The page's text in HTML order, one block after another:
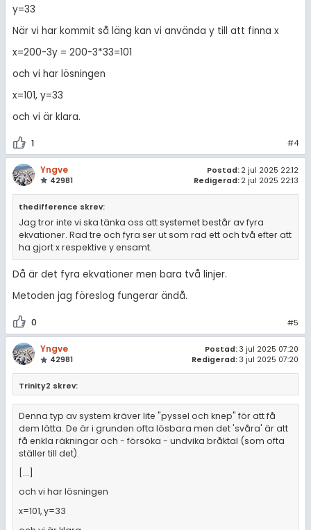
y=33
När vi har kommit så läng kan vi använda y till att finna x
x=200-3y = 200-3*33=101
och vi har lösningen
x=101, y=33
och vi är klara.
1 #4
Yngve
42981
Postad: 2 jul 2025 22:12
Redigerad: 2 jul 2025 22:13
thedifference skrev:
Jag tror inte vi ska tänka oss att systemet består av fyra
ekvationer. Rad tre och fyra ser ut som rad ett och två efter att
ha gjort x respektive y ensamt.
Då är det fyra ekvationer men bara två linjer.
Metoden jag föreslog fungerar ändå.
0 #5
Yngve
42981
Postad: 3 jul 2025 07:20
Redigerad: 3 jul 2025 07:20
Trinity2 skrev:
Denna typ av system kräver lite "pyssel och knep" för att få
dem lätta. De är i grunden ofta lösbara men det 'svåra' är att
få enkla räkningar och - försöka - undvika bråktal (som ofta
ställer till det).
[...]
och vi har lösningen
x=101, y=33